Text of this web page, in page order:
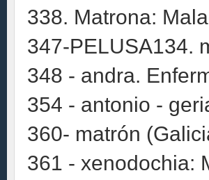
338. Matrona:
347-PELUSA134.
348 - andra.
354 - antonio -
360- matrón
361 - xenodochia: